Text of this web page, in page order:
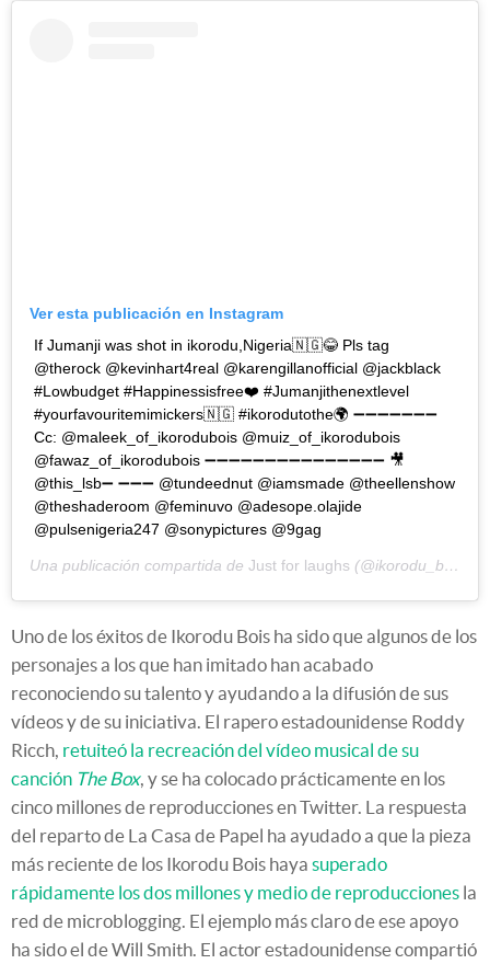
Ver esta publicación en Instagram
If Jumanji was shot in ikorodu,Nigeria🇳🇬😂 Pls tag
@therock @kevinhart4real @karengillanofficial @jackblack
#Lowbudget #Happinessisfree❤️ #Jumanjithenextlevel
#yourfavouritemimickers🇳🇬 #ikorodutothe🌍 ➖➖➖➖➖➖➖
Cc: @maleek_of_ikorodubois @muiz_of_ikorodubois
@fawaz_of_ikorodubois ➖➖➖➖➖➖➖➖➖➖➖➖➖➖➖ 🎥
@this_lsb➖ ➖➖➖ @tundeednut @iamsmade @theellenshow
@theshaderoom @feminuvo @adesope.olajide
@pulsenigeria247 @sonypictures @9gag
Una publicación compartida de Just for laughs (@ikorodu_bois) el
Uno de los éxitos de Ikorodu Bois ha sido que algunos de los
personajes a los que han imitado han acabado
reconociendo su talento y ayudando a la difusión de sus
vídeos y de su iniciativa. El rapero estadounidense Roddy
Ricch, retuiteó la recreación del vídeo musical de su
canción The Box, y se ha colocado prácticamente en los
cinco millones de reproducciones en Twitter. La respuesta
del reparto de La Casa de Papel ha ayudado a que la pieza
más reciente de los Ikorodu Bois haya superado
rápidamente los dos millones y medio de reproducciones la
red de microblogging. El ejemplo más claro de ese apoyo
ha sido el de Will Smith. El actor estadounidense compartió